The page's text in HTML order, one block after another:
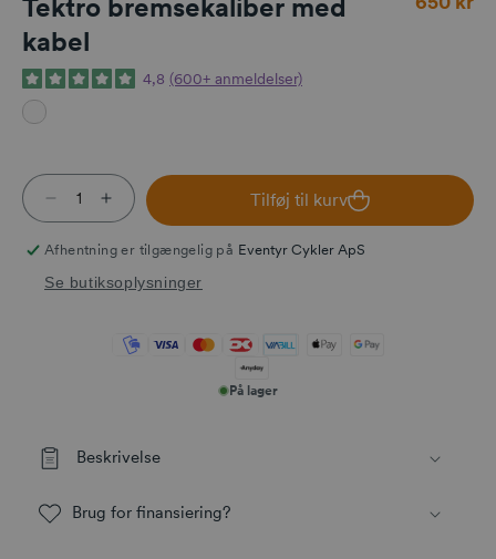
Tektro bremsekaliber med
kabel
4,8 (600+ anmeldelser)
Reducer antallet for Tektro bremsekaliber med
Øg antallet for Tektro bremsekaliber med
Tilføj til kurv
Afhentning er tilgængelig på Eventyr Cykler ApS
Se butiksoplysninger
På lager
Beskrivelse
Brug for finansiering?